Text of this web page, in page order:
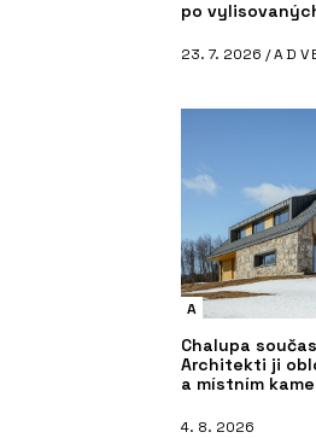
po
23. 7. 2026 /
A
Chalupa
Architekti ji
a místním
4. 8. 2026